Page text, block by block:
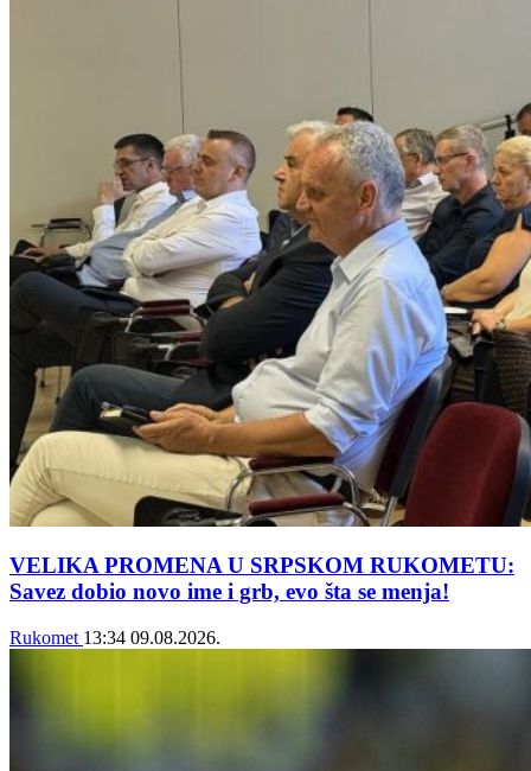
VELIKA PROMENA U SRPSKOM RUKOMETU:
Savez dobio novo ime i grb, evo šta se menja!
Rukomet 13:34 09.08.2026.